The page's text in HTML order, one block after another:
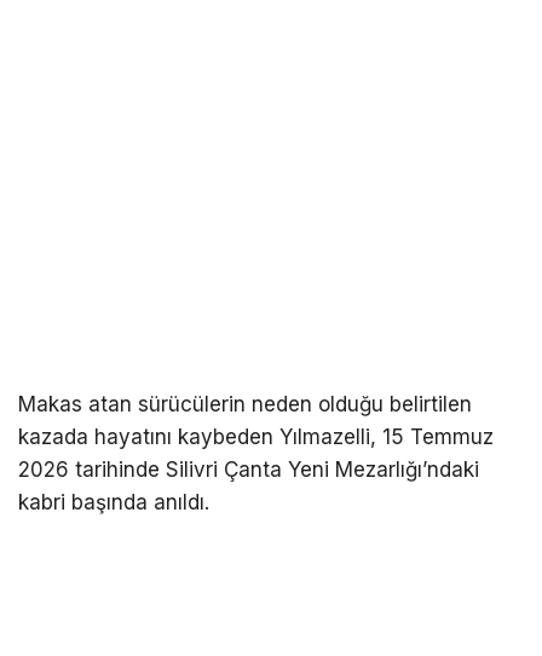
Makas atan sürücülerin neden olduğu belirtilen
kazada hayatını kaybeden Yılmazelli, 15 Temmuz
2026 tarihinde Silivri Çanta Yeni Mezarlığı’ndaki
kabri başında anıldı.